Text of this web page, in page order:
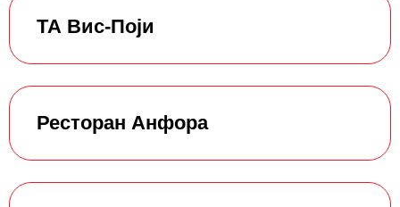
ТА Вис-Поји
Ресторан Анфора